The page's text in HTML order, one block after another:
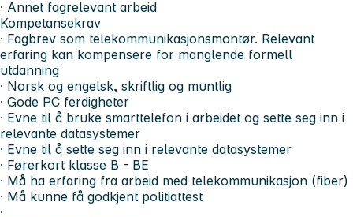
· Annet fagrelevant arbeid
Kompetansekrav
· Fagbrev som telekommunikasjonsmontør. Relevant
erfaring kan kompensere for manglende formell
utdanning
· Norsk og engelsk, skriftlig og muntlig
· Gode PC ferdigheter
· Evne til å bruke smarttelefon i arbeidet og sette seg inn i
relevante datasystemer
· Evne til å sette seg inn i relevante datasystemer
· Førerkort klasse B - BE
· Må ha erfaring fra arbeid med telekommunikasjon (fiber)
· Må kunne få godkjent politiattest
·